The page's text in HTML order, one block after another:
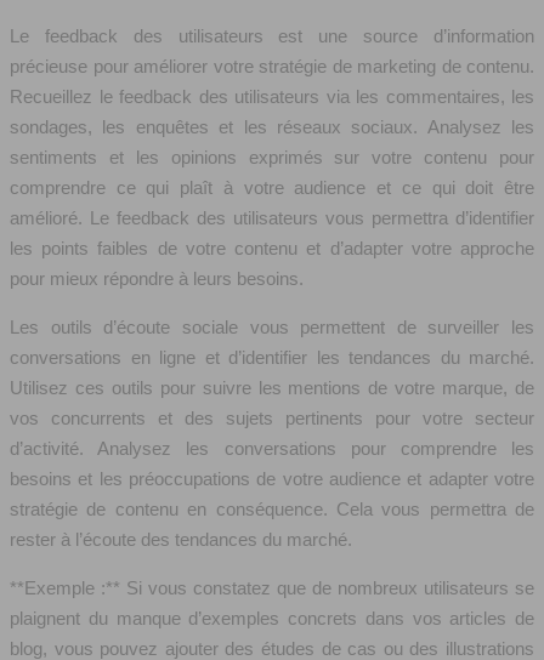
Le feedback des utilisateurs est une source d’information
précieuse pour améliorer votre stratégie de marketing de contenu.
Recueillez le feedback des utilisateurs via les commentaires, les
sondages, les enquêtes et les réseaux sociaux. Analysez les
sentiments et les opinions exprimés sur votre contenu pour
comprendre ce qui plaît à votre audience et ce qui doit être
amélioré. Le feedback des utilisateurs vous permettra d’identifier
les points faibles de votre contenu et d’adapter votre approche
pour mieux répondre à leurs besoins.
Les outils d’écoute sociale vous permettent de surveiller les
conversations en ligne et d’identifier les tendances du marché.
Utilisez ces outils pour suivre les mentions de votre marque, de
vos concurrents et des sujets pertinents pour votre secteur
d’activité. Analysez les conversations pour comprendre les
besoins et les préoccupations de votre audience et adapter votre
stratégie de contenu en conséquence. Cela vous permettra de
rester à l’écoute des tendances du marché.
**Exemple :** Si vous constatez que de nombreux utilisateurs se
plaignent du manque d’exemples concrets dans vos articles de
blog, vous pouvez ajouter des études de cas ou des illustrations